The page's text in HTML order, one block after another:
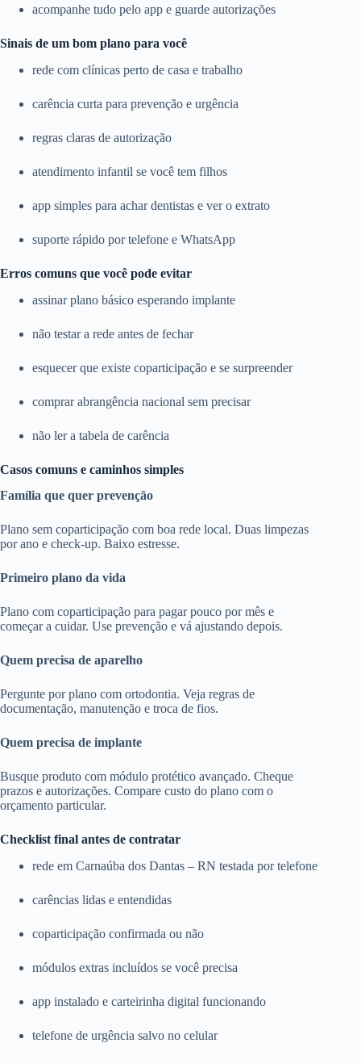
acompanhe tudo pelo app e guarde autorizações
Sinais de um bom plano para você
rede com clínicas perto de casa e trabalho
carência curta para prevenção e urgência
regras claras de autorização
atendimento infantil se você tem filhos
app simples para achar dentistas e ver o extrato
suporte rápido por telefone e WhatsApp
Erros comuns que você pode evitar
assinar plano básico esperando implante
não testar a rede antes de fechar
esquecer que existe coparticipação e se surpreender
comprar abrangência nacional sem precisar
não ler a tabela de carência
Casos comuns e caminhos simples
Família que quer prevenção
Plano sem coparticipação com boa rede local. Duas limpezas
por ano e check-up. Baixo estresse.
Primeiro plano da vida
Plano com coparticipação para pagar pouco por mês e
começar a cuidar. Use prevenção e vá ajustando depois.
Quem precisa de aparelho
Pergunte por plano com ortodontia. Veja regras de
documentação, manutenção e troca de fios.
Quem precisa de implante
Busque produto com módulo protético avançado. Cheque
prazos e autorizações. Compare custo do plano com o
orçamento particular.
Checklist final antes de contratar
rede em Carnaúba dos Dantas – RN testada por telefone
carências lidas e entendidas
coparticipação confirmada ou não
módulos extras incluídos se você precisa
app instalado e carteirinha digital funcionando
telefone de urgência salvo no celular